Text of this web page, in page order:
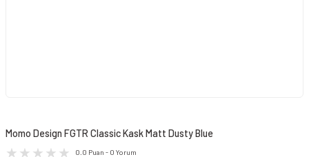
Momo Design FGTR Classic Kask Matt Dusty Blue
0.0 Puan - 0 Yorum